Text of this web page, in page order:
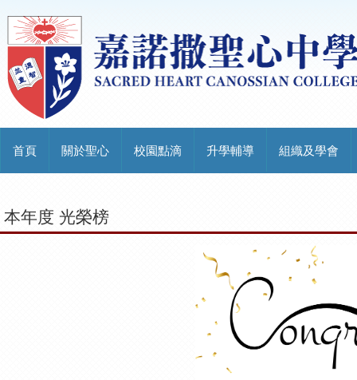
首頁 關於聖心 校園點滴 升學輔導 組織及學會
本年度 光榮榜